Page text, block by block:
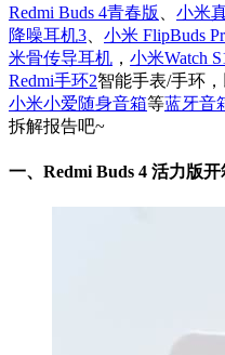
Redmi Buds 4青春版
小米
降噪耳机3
小米 FlipBuds
米骨传导耳机 ， 小米Watch
Redmi手环2智能手表/手环，
小米小爱随身音箱等蓝牙音
拆解报告吧~
一、Redmi Buds 4 活力版开